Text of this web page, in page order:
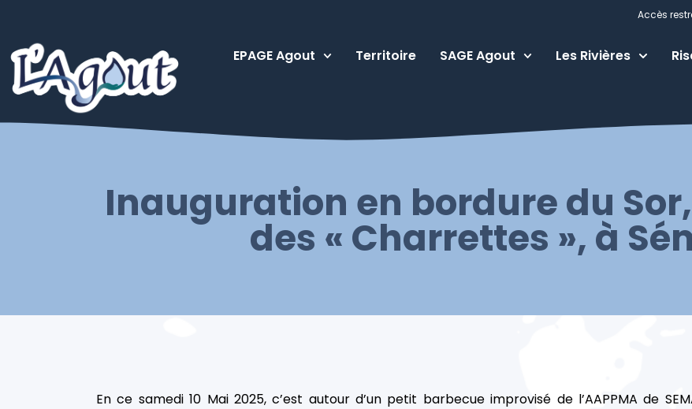
Accès
EPAGE Agout Territoire SAGE Agout Les Rivières
Inauguration en bordure du
des « Charrettes », à
En ce samedi 10 Mai 2025, c’est autour d’un petit barbecue improvisé de l’AAPPMA de